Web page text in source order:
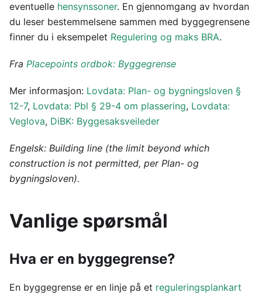
eventuelle hensynssoner. En gjennomgang av hvordan
du leser bestemmelsene sammen med byggegrensene
finner du i eksempelet Regulering og maks BRA.
Fra Placepoints ordbok: Byggegrense
Mer informasjon: Lovdata: Plan- og bygningsloven §
12-7, Lovdata: Pbl § 29-4 om plassering, Lovdata:
Veglova, DiBK: Byggesaksveileder
Engelsk: Building line (the limit beyond which
construction is not permitted, per Plan- og
bygningsloven).
Vanlige spørsmål
Hva er en byggegrense?
En byggegrense er en linje på et reguleringsplankart